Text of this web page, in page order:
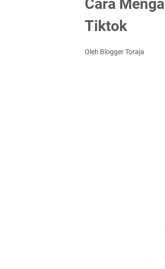
Cara
Tiktok
Oleh Blogger Toraja